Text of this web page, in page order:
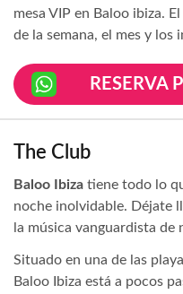
mesa VIP en Baloo ibiza.
de la semana, el mes y los
RESERVA
The Club
Baloo Ibiza tiene todo lo
noche inolvidable. Déjate
la música vanguardista de
Situado en una de las
Baloo Ibiza está a pocos